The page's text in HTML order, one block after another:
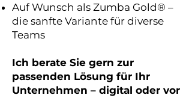
Auf Wunsch als Zumba Gold® –
die sanfte Variante für diverse
Teams
Ich berate Sie gern zur
passenden Lösung für Ihr
Unternehmen – digital oder vor